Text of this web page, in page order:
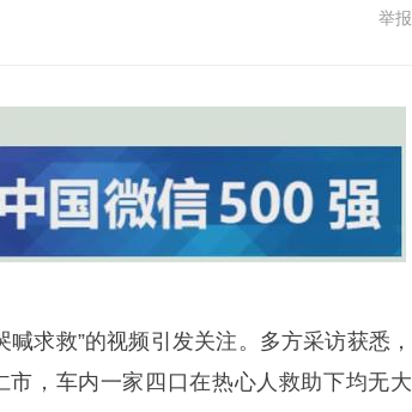
举报
求救”的视频引发关注。多方采访获悉，
，车内一家四口在热心人救助下均无大